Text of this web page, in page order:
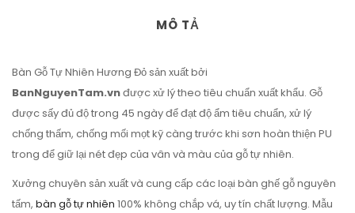
MÔ TẢ
Bàn Gỗ Tự Nhiên Hương Đỏ sản xuất bởi
BanNguyenTam.vnđược xử lý theo tiêu chuẩn xuất khẩu. Gỗ
được sấy đủ độ trong 45 ngày để đạt độ ẩm tiêu chuẩn, xử lý
chống thấm, chống mối mọt kỹ càng trước khi sơn hoàn thiện PU
trong để giữ lại nét đẹp của vân và màu của gỗ tự nhiên.
Xưởng chuyên sản xuất và cung cấp các loại bàn ghế gỗ nguyên
tấm, bàn gỗ tự nhiên 100% không chắp vá, uy tín chất lượng. Mẫu